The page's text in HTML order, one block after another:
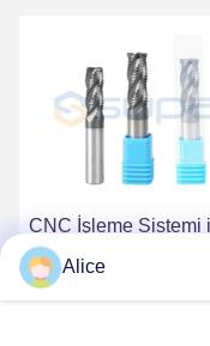
CNC İşleme Sistemi
Yüksek Performanslı
Karbid Kabacılık Sonu
En İyi Fiyatı
Alice